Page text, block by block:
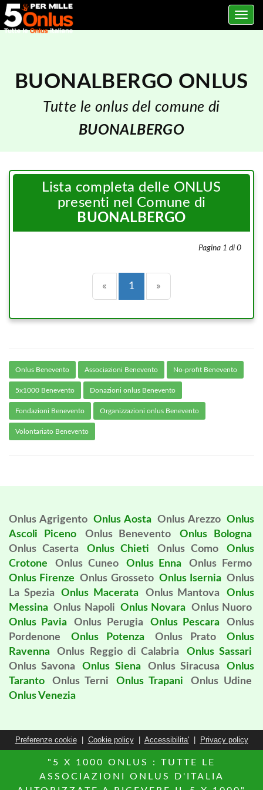
Toggle
BUONALBERGO ONLUS
Tutte le onlus del comune di
BUONALBERGO
Lista completa delle ONLUS
presenti nel Comune di
BUONALBERGO
Pagina 1 di 0
« Precedente
1 (current)
»
Onlus Benevento Associazioni Benevento No-profit Benevento
5x1000 Benevento Donazioni onlus Benevento
Fondazioni Benevento Organizzazioni onlus Benevento
Volontariato Benevento
Onlus Agrigento Onlus Aosta Onlus Arezzo Onlus
Ascoli Piceno
Onlus Benevento
Onlus Bologna
Onlus Caserta
Onlus Chieti Onlus Como
Onlus
Crotone
Onlus Cuneo Onlus Enna
Onlus Fermo
Onlus Firenze Onlus Grosseto Onlus Isernia Onlus
La Spezia
Onlus Macerata Onlus Mantova
Onlus
Messina Onlus Napoli Onlus Novara Onlus Nuoro
Onlus Pavia
Onlus Perugia Onlus Pescara
Onlus
Pordenone
Onlus Potenza Onlus Prato
Onlus
Ravenna
Onlus Reggio di Calabria
Onlus Sassari
Onlus Savona
Onlus Siena Onlus Siracusa
Onlus
Taranto
Onlus Terni Onlus Trapani
Onlus Udine
Onlus Venezia
Preferenze cookie| Cookie policy| Accessibilita'| Privacy policy
"5 X 1000 ONLUS : TUTTE LE
ASSOCIAZIONI ONLUS D'ITALIA